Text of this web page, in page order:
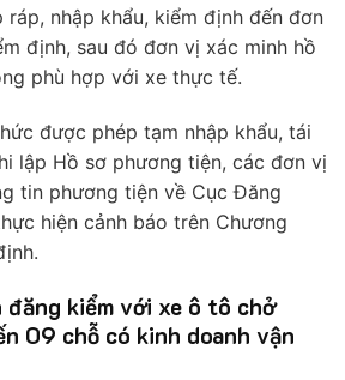
ráp, nhập khẩu, kiểm định đến đơn
định, sau đó đơn vị xác minh hồ
phù hợp với xe thực tế.
được phép tạm nhập khẩu, tái
lập Hồ sơ phương tiện, các đơn vị
tin phương tiện về Cục Đăng
hiện cảnh báo trên Chương
kiểm với xe ô tô chở
09 chỗ có kinh doanh vận